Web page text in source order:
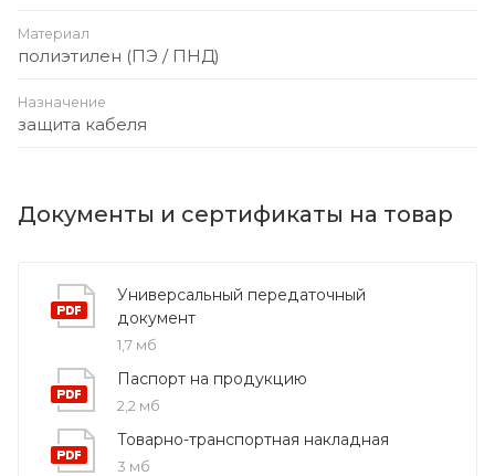
Материал
полиэтилен (ПЭ / ПНД)
Назначение
защита кабеля
Документы и сертификаты на товар
Универсальный передаточный
документ
1,7 мб
Паспорт на продукцию
2,2 мб
Товарно-транспортная накладная
3 мб